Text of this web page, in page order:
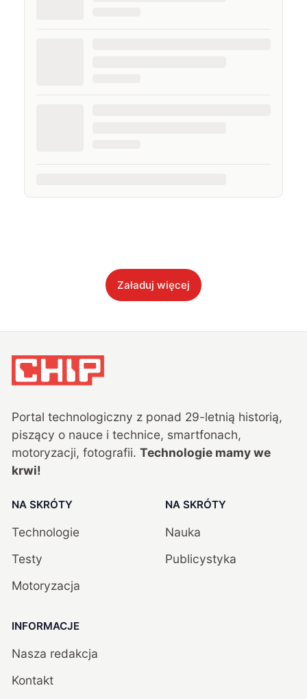
Załaduj więcej
Portal technologiczny z ponad 29-letnią historią,
piszący o nauce i technice, smartfonach,
motoryzacji, fotografii. Technologie mamy we
krwi!
NA SKRÓTY
Technologie
Testy
Motoryzacja
NA SKRÓTY
Nauka
Publicystyka
INFORMACJE
Nasza redakcja
Kontakt